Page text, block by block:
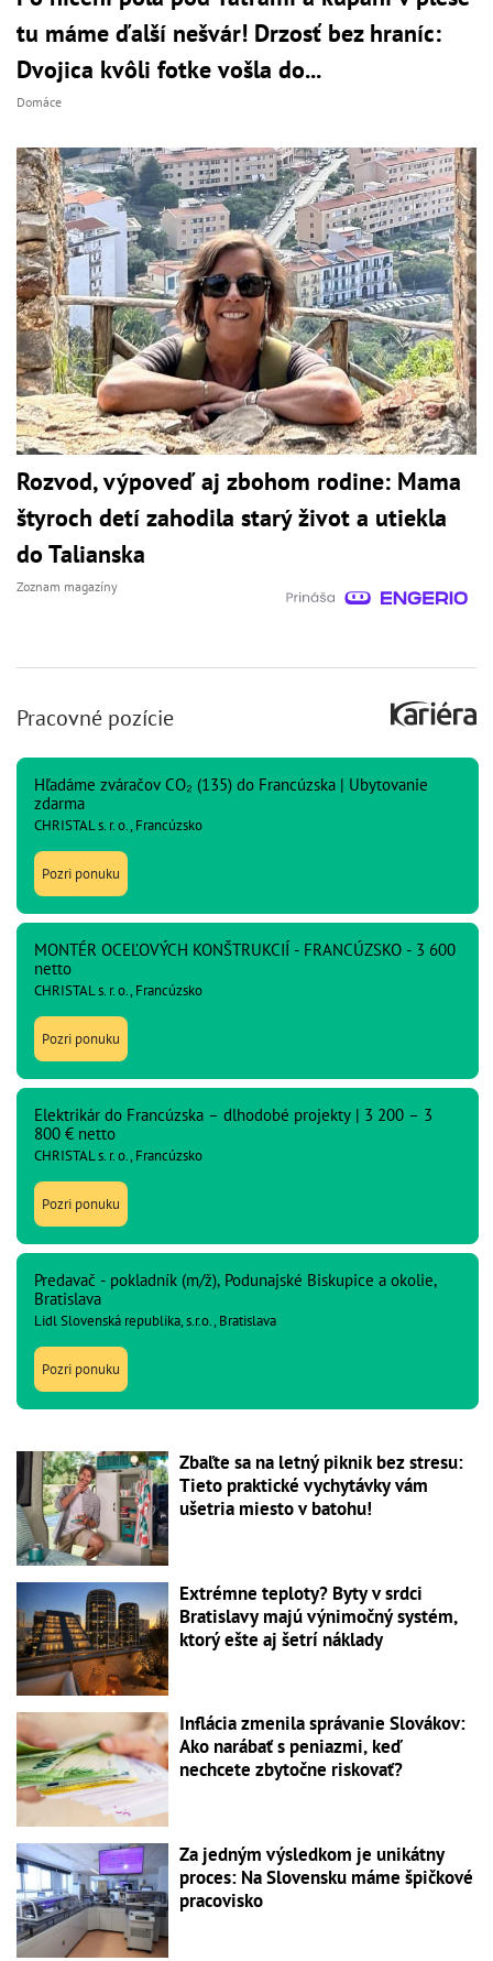
tu máme ďalší nešvár! Drzosť bez hraníc:
Dvojica kvôli fotke vošla do...
Domáce
Rozvod, výpoveď aj zbohom rodine: Mama
štyroch detí zahodila starý život a utiekla
do Talianska
Zoznam magazíny
Pracovné pozície
Hľadáme zváračov CO₂ (135) do Francúzska | Ubytovanie
zdarma
CHRISTAL s. r. o., Francúzsko
Pozri ponuku
MONTÉR OCEĽOVÝCH KONŠTRUKCIÍ - FRANCÚZSKO - 3 600
netto
CHRISTAL s. r. o., Francúzsko
Pozri ponuku
Elektrikár do Francúzska – dlhodobé projekty | 3 200 – 3
800 € netto
CHRISTAL s. r. o., Francúzsko
Pozri ponuku
Predavač - pokladník (m/ž), Podunajské Biskupice a okolie,
Bratislava
Lidl Slovenská republika, s.r.o., Bratislava
Pozri ponuku
Zbaľte sa na letný piknik bez stresu:
Tieto praktické vychytávky vám
ušetria miesto v batohu!
Extrémne teploty? Byty v srdci
Bratislavy majú výnimočný systém,
ktorý ešte aj šetrí náklady
Inflácia zmenila správanie Slovákov:
Ako narábať s peniazmi, keď
nechcete zbytočne riskovať?
Za jedným výsledkom je unikátny
proces: Na Slovensku máme špičkové
pracovisko